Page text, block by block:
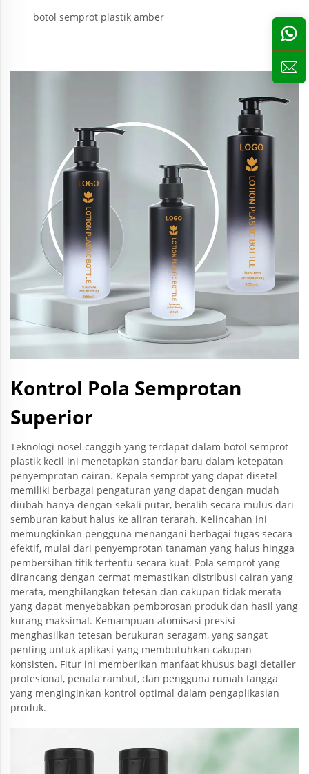
botol semprot plastik amber
Kontrol Pola Semprotan
Superior
Teknologi nosel canggih yang terdapat dalam botol semprot
plastik kecil ini menetapkan standar baru dalam ketepatan
penyemprotan cairan. Kepala semprot yang dapat disetel
memiliki berbagai pengaturan yang dapat dengan mudah
diubah hanya dengan sekali putar, beralih secara mulus dari
semburan kabut halus ke aliran terarah. Kelincahan ini
memungkinkan pengguna menangani berbagai tugas secara
efektif, mulai dari penyemprotan tanaman yang halus hingga
pembersihan titik tertentu secara kuat. Pola semprot yang
dirancang dengan cermat memastikan distribusi cairan yang
merata, menghilangkan tetesan dan cakupan tidak merata
yang dapat menyebabkan pemborosan produk dan hasil yang
kurang maksimal. Kemampuan atomisasi presisi
menghasilkan tetesan berukuran seragam, yang sangat
penting untuk aplikasi yang membutuhkan cakupan
konsisten. Fitur ini memberikan manfaat khusus bagi detailer
profesional, penata rambut, dan pengguna rumah tangga
yang menginginkan kontrol optimal dalam pengaplikasian
produk.